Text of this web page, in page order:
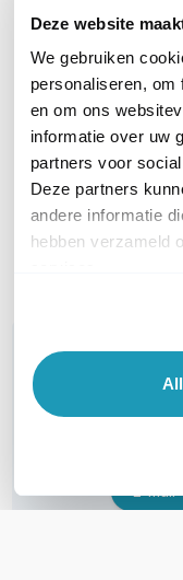
Deze website
We gebruiken
personaliseren,
en om ons
informatie over uw
partners voor
Deze partners
andere informatie
hebben verzameld
Ubiquiti G5 PTZ
Adapter
Voor Ubiquiti UniFi
camera
26,18 excl. btw
31,68 incl. btw
Op werkdagen voor
besteld, morgen in huis